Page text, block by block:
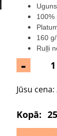
100%
160 g/
Ruļļi
-
Jūsu cena:
Kopā: